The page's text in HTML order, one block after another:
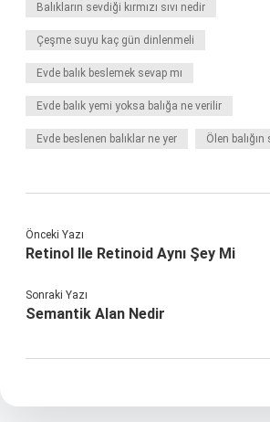
Balıkların sevdiği kırmızı sıvı nedir
Çeşme suyu kaç gün dinlenmeli
Evde balık beslemek sevap mı
Evde balık yemi yoksa balığa ne verilir
Evde beslenen balıklar ne yer Ölen
Önceki Yazı
Retinol Ile Retinoid Aynı Şey Mi
Sonraki Yazı
Semantik Alan Nedir